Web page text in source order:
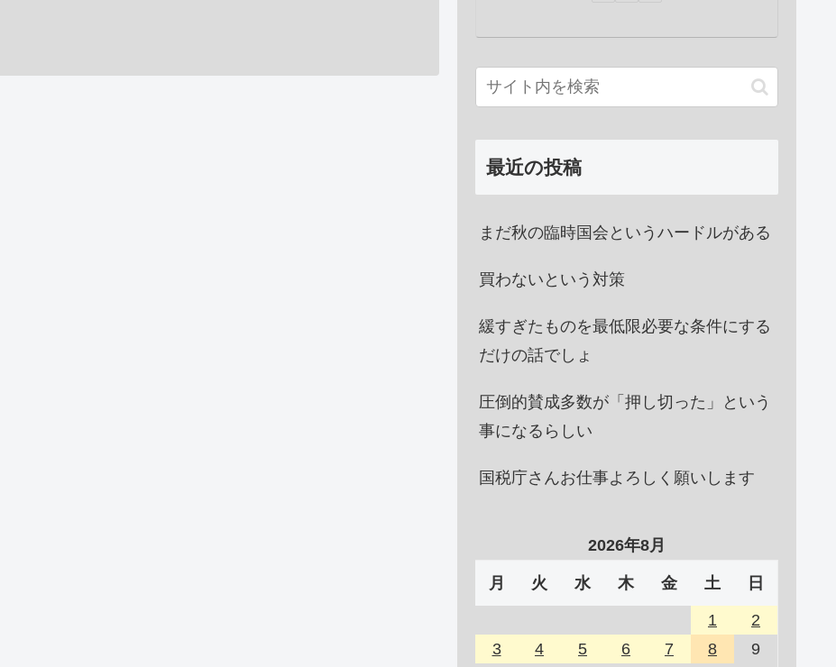
最近の投稿
まだ秋の臨時国会というハードルがある
買わないという対策
緩すぎたものを最低限必要な条件にする
だけの話でしょ
圧倒的賛成多数が「押し切った」という
事になるらしい
国税庁さんお仕事よろしく願いします
2026年8月
月 火 水 木 金 土 日
1
2
3
4 5 6 7 8
9